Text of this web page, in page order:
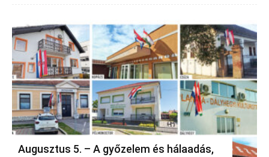
Augusztus 5. – A győzelem és hálaadás,